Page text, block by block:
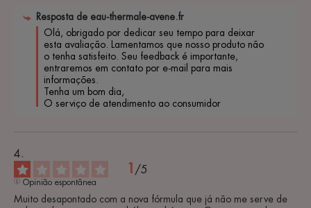
Resposta de eau-thermale-avene.fr
Olá, obrigado por dedicar seu tempo para deixar
esta avaliação. Lamentamos que nosso produto não
o tenha satisfeito. Seu feedback é importante,
entraremos em contato por e-mail para mais
informações.
Tenha um bom dia,
O serviço de atendimento ao consumidor
1 /5
Opinião espontânea
Muito desapontado com a nova fórmula que já não me serve de